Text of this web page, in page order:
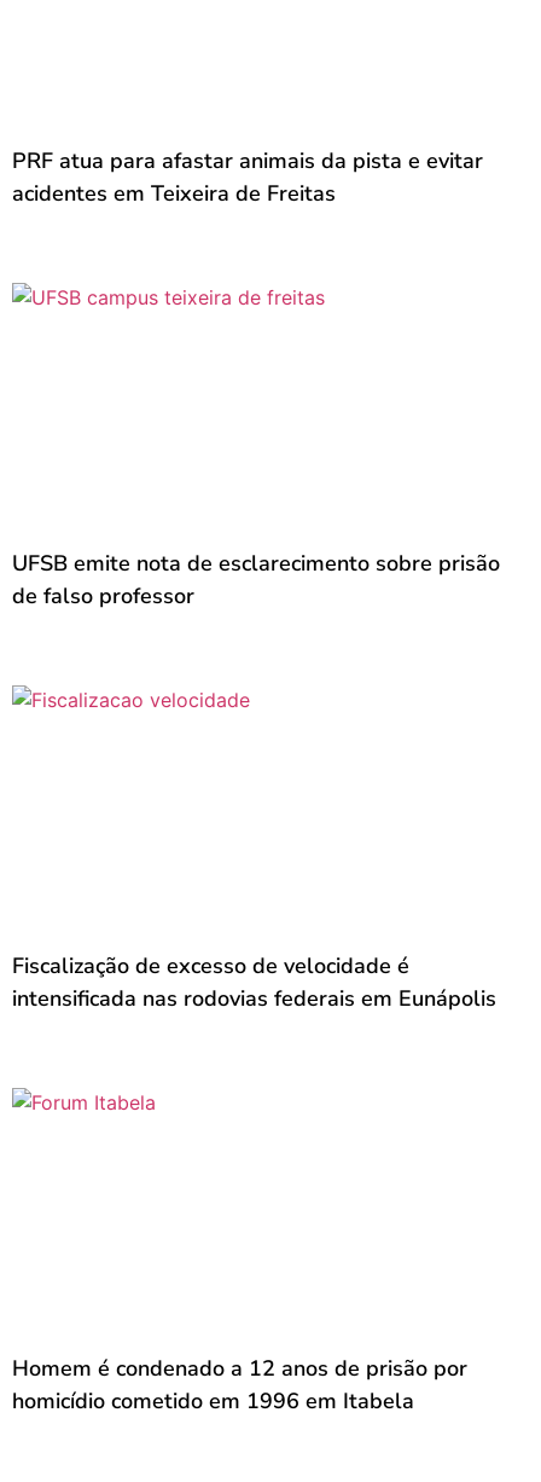
PRF atua para afastar animais da pista e evitar
acidentes em Teixeira de Freitas
UFSB emite nota de esclarecimento sobre prisão
de falso professor
Fiscalização de excesso de velocidade é
intensificada nas rodovias federais em Eunápolis
Homem é condenado a 12 anos de prisão por
homicídio cometido em 1996 em Itabela